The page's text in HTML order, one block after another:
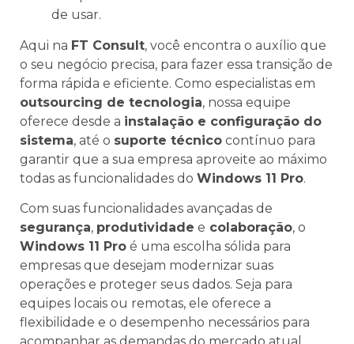
de usar.
Aqui na FT Consult, você encontra o auxílio que
o seu negócio precisa, para fazer essa transição de
forma rápida e eficiente. Como especialistas em
outsourcing de tecnologia, nossa equipe
oferece desde a instalação e configuração do
sistema, até o suporte técnico contínuo para
garantir que a sua empresa aproveite ao máximo
todas as funcionalidades do Windows 11 Pro.
Com suas funcionalidades avançadas de
segurança, produtividade e colaboração, o
Windows 11 Pro é uma escolha sólida para
empresas que desejam modernizar suas
operações e proteger seus dados. Seja para
equipes locais ou remotas, ele oferece a
flexibilidade e o desempenho necessários para